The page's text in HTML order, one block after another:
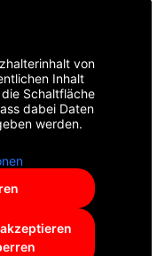
von
Inhalt
Schaltfläche
dabei Daten
werden.